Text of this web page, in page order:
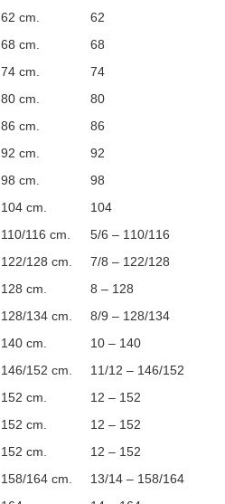
62 cm.
62
68 cm.
68
74 cm.
74
80 cm.
80
86 cm.
86
92 cm.
92
98 cm.
98
104 cm.
104
110/116 cm.
5/6 – 110/116
122/128 cm.
7/8 – 122/128
128 cm.
8 – 128
128/134 cm.
8/9 – 128/134
140 cm.
10 – 140
146/152 cm.
11/12 – 146/152
152 cm.
12 – 152
152 cm.
12 – 152
152 cm.
12 – 152
158/164 cm.
13/14 – 158/164